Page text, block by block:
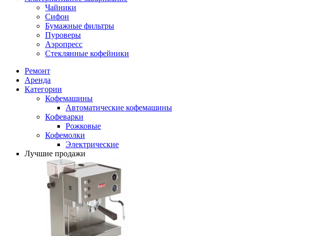
Чайники
Сифон
Бумажные фильтры
Пуроверы
Аэропресс
Стеклянные кофейники
Ремонт
Аренда
Категории
Кофемашины
Автоматические кофемашины
Кофеварки
Рожковые
Кофемолки
Электрические
Лучшие продажи